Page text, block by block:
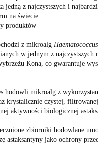
jedną z najczystszych i
na świecie.
produktów
z mikroalg Haematococcus
w jednym z najczystszych
Kona, co gwarantuje
hodowli mikroalg z
krystalicznie czystej,
aktywności biologicznej
zbiorniki hodowlane
astaksantyny jako ochrony